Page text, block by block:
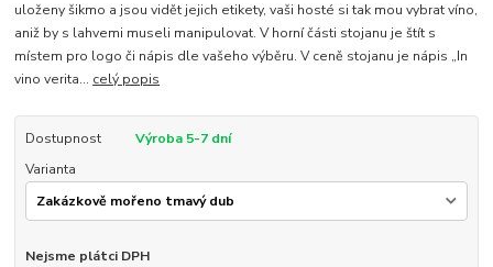
uloženy šikmo a jsou vidět jejich etikety, vaši hosté si tak mou vybrat víno,
aniž by s lahvemi museli manipulovat. V horní části stojanu je štít s
místem pro logo či nápis dle vašeho výběru. V ceně stojanu je nápis „In
vino verita... celý popis
Dostupnost
Výroba 5-7 dní
Varianta
Nejsme plátci DPH